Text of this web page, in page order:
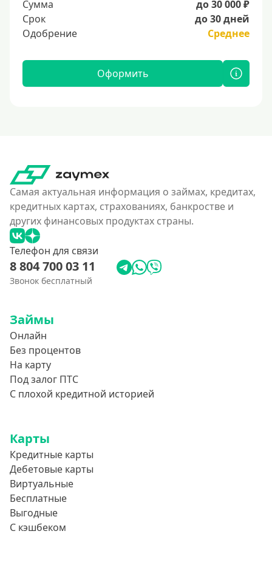
Сумма
до 30 000 ₽
Срок
до 30 дней
Одобрение
Среднее
Оформить
Самая актуальная информация о займах, кредитах,
кредитных картах, страхованиях, банкростве и
других финансовых продуктах страны.
Телефон для связи
8 804 700 03 11
Звонок бесплатный
Займы
Онлайн
Без процентов
На карту
Под залог ПТС
С плохой кредитной историей
Карты
Кредитные карты
Дебетовые карты
Виртуальные
Бесплатные
Выгодные
С кэшбеком